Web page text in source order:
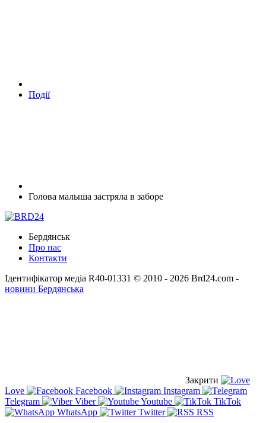
Події
Голова малыша застряла в заборе
Бердянськ
Про нас
Контакти
Ідентифікатор медіа R40-01331 © 2010 - 2026 Brd24.com -
новини Бердянська
Закрити
Love
Facebook
Instagram
Telegram
Viber Youtube
TikTok
WhatsApp
Twitter RSS